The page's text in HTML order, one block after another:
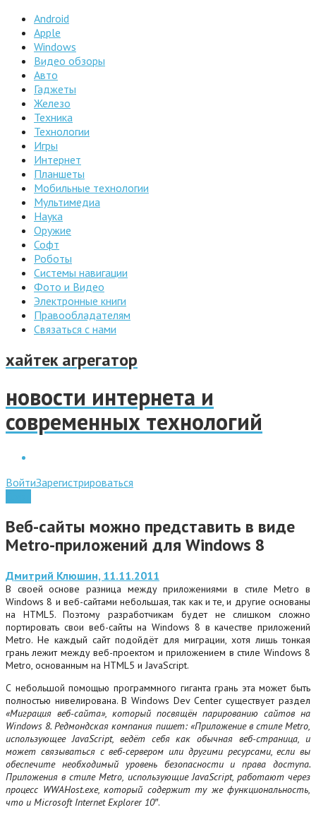
Android
Apple
Windows
Видео обзоры
Авто
Гаджеты
Железо
Техника
Технологии
Игры
Интернет
Планшеты
Мобильные технологии
Мультимедиа
Наука
Оружие
Софт
Роботы
Системы навигации
Фото и Видео
Электронные книги
Правообладателям
Связаться с нами
хайтек агрегатор
новости интернета и
современных технологий
ВойтиЗарегистрироваться
Веб-сайты можно представить в виде
Metro-приложений для Windows 8
Дмитрий Клюшин, 11.11.2011
В своей основе разница между приложениями в стиле Metro в
Windows 8 и веб-сайтами небольшая, так как и те, и другие основаны
на HTML5. Поэтому разработчикам будет не слишком сложно
портировать свои веб-сайты на Windows 8 в качестве приложений
Metro. Не каждый сайт подойдёт для миграции, хотя лишь тонкая
грань лежит между веб-проектом и приложением в стиле Windows 8
Metro, основанным на HTML5 и JavaScript.
С небольшой помощью программного гиганта грань эта может быть
полностью нивелирована. В Windows Dev Center существует раздел
«Миграция веб-сайта», который посвящён парированию сайтов на
Windows 8. Редмондская компания пишет: «Приложение в стиле Metro,
использующее JavaScript, ведёт себя как обычная веб-страница, и
может связываться с веб-сервером или другими ресурсами, если вы
обеспечите необходимый уровень безопасности и права доступа.
Приложения в стиле Metro, использующие JavaScript, работают через
процесс WWAHost.exe, который содержит ту же функциональность,
что и Microsoft Internet Explorer 10″.